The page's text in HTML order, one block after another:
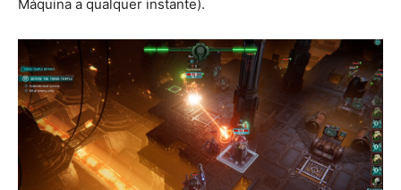
Máquina a qualquer instante).